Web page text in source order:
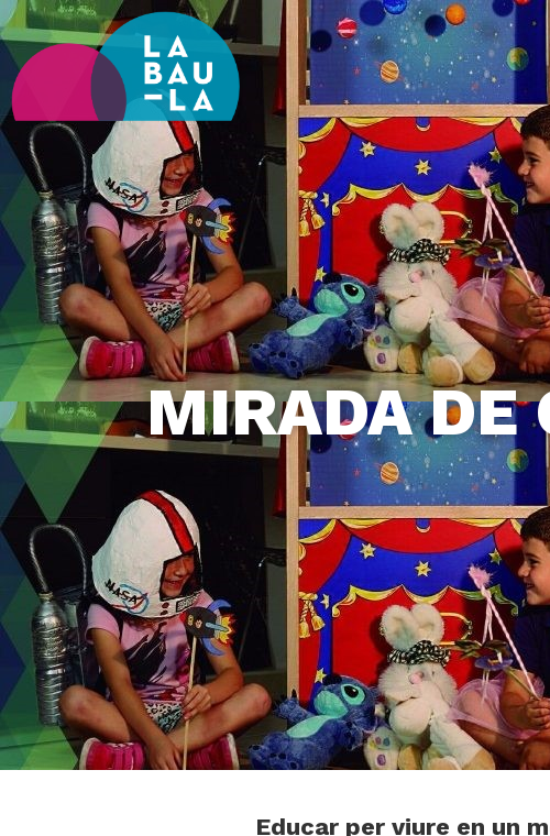
MIRADA DE
Educar per viure en un